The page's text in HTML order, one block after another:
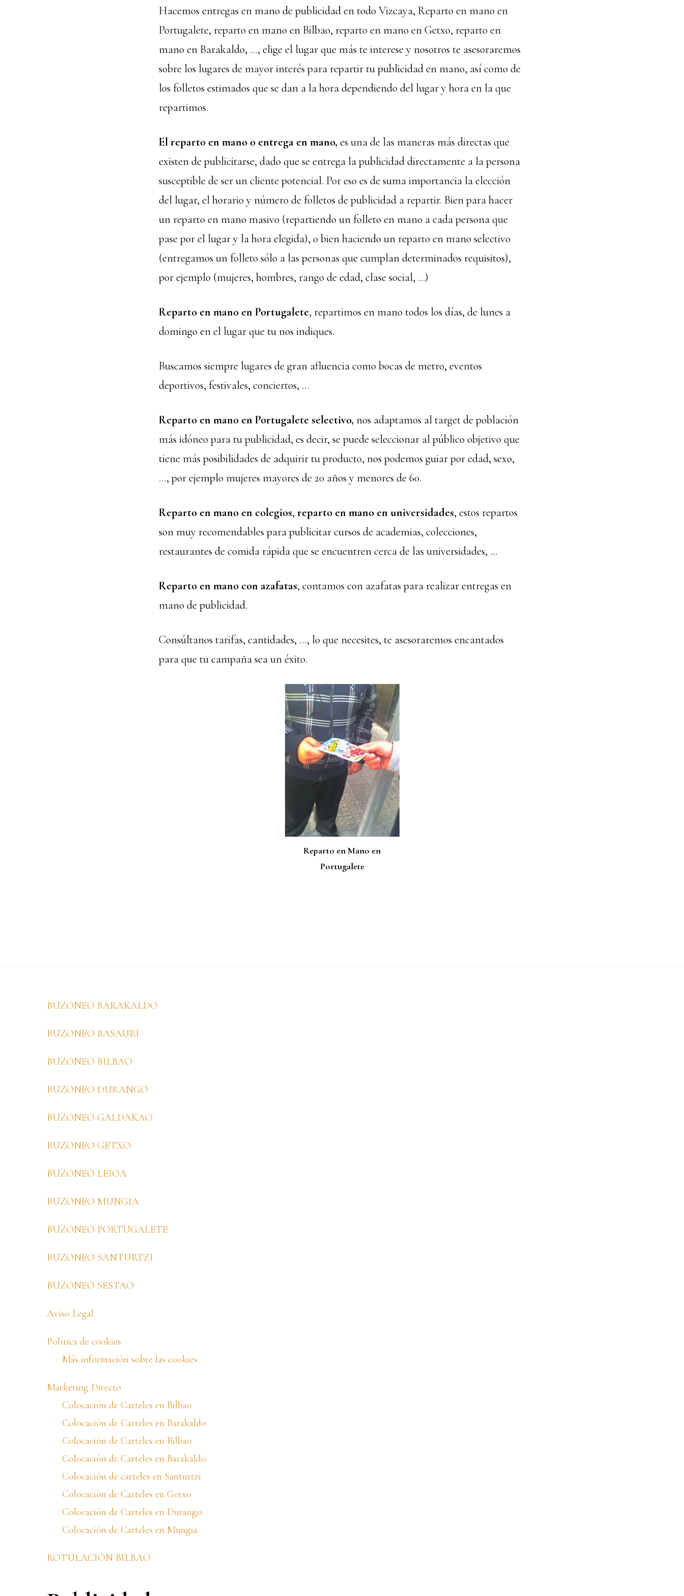
Hacemos entregas en mano de publicidad en todo Vizcaya, Reparto en mano en
Portugalete, reparto en mano en Bilbao, reparto en mano en Getxo, reparto en
mano en Barakaldo, …, elige el lugar que más te interese y nosotros te asesoraremos
sobre los lugares de mayor interés para repartir tu publicidad en mano, así como de
los folletos estimados que se dan a la hora dependiendo del lugar y hora en la que
repartimos.
El reparto en mano o entrega en mano, es una de las maneras más directas que
existen de publicitarse, dado que se entrega la publicidad directamente a la persona
susceptible de ser un cliente potencial. Por eso es de suma importancia la elección
del lugar, el horario y número de folletos de publicidad a repartir. Bien para hacer
un reparto en mano masivo (repartiendo un folleto en mano a cada persona que
pase por el lugar y la hora elegida), o bien haciendo un reparto en mano selectivo
(entregamos un folleto sólo a las personas que cumplan determinados requisitos),
por ejemplo (mujeres, hombres, rango de edad, clase social, …)
Reparto en mano en Portugalete, repartimos en mano todos los días, de lunes a
domingo en el lugar que tu nos indiques.
Buscamos siempre lugares de gran afluencia como bocas de metro, eventos
deportivos, festivales, conciertos, …
Reparto en mano en Portugalete selectivo, nos adaptamos al target de población
más idóneo para tu publicidad, es decir, se puede seleccionar al público objetivo que
tiene más posibilidades de adquirir tu producto, nos podemos guiar por edad, sexo,
…, por ejemplo mujeres mayores de 20 años y menores de 60.
Reparto en mano en colegios, reparto en mano en universidades, estos repartos
son muy recomendables para publicitar cursos de academias, colecciones,
restaurantes de comida rápida que se encuentren cerca de las universidades, …
Reparto en mano con azafatas, contamos con azafatas para realizar entregas en
mano de publicidad.
Consúltanos tarifas, cantidades, …, lo que necesites, te asesoraremos encantados
para que tu campaña sea un éxito.
Reparto en Mano en
Portugalete
BUZONEO BARAKALDO
BUZONEO BASAURI
BUZONEO BILBAO
BUZONEO DURANGO
BUZONEO GALDAKAO
BUZONEO GETXO
BUZONEO LEIOA
BUZONEO MUNGIA
BUZONEO PORTUGALETE
BUZONEO SANTURTZI
BUZONEO SESTAO
Aviso Legal
Política de cookies
Más información sobre las cookies
Marketing Directo
Colocación de Carteles en Bilbao
Colocación de Carteles en Barakaldo
Colocación de Carteles en Bilbao
Colocación de Carteles en Barakaldo
Colocación de carteles en Santurtzi
Colocación de Carteles en Getxo
Colocación de Carteles en Durango
Colocación de Carteles en Mungia
ROTULACIÓN BILBAO